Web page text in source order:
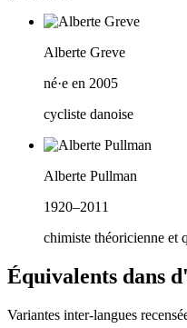
Alberte Greve
né·e en 2005
cycliste danoise
Alberte Pullman
1920–2011
chimiste théoricienne et
Équivalents dans
Variantes inter-langues